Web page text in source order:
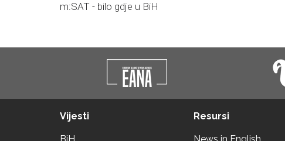
m:SAT - bilo gdje u BiH
Vijesti Resursi